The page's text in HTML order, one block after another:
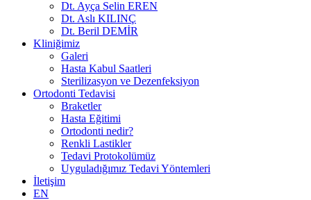
Dt. Ayça Selin EREN
Dt. Aslı KILINÇ
Dt. Beril DEMİR
Kliniğimiz
Galeri
Hasta Kabul Saatleri
Sterilizasyon ve Dezenfeksiyon
Ortodonti Tedavisi
Braketler
Hasta Eğitimi
Ortodonti nedir?
Renkli Lastikler
Tedavi Protokolümüz
Uyguladığımız Tedavi Yöntemleri
İletişim
EN